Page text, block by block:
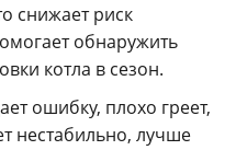
снижает риск
обнаружить
котла в сезон.
ошибку, плохо греет,
нестабильно, лучше